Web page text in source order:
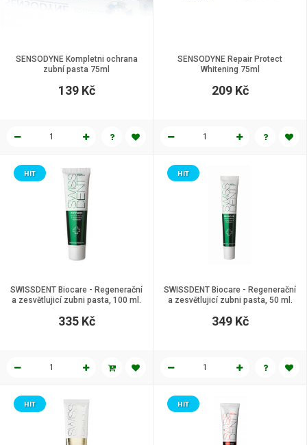
SENSODYNE Kompletni ochrana
zubní pasta 75ml
139 Kč
SENSODYNE Repair Protect
Whitening 75ml
209 Kč
SWISSDENT Biocare - Regenerační
a zesvětlujicí zubni pasta, 100 ml.
HIT
335 Kč
SWISSDENT Biocare - Regenerační
a zesvětlujicí zubni pasta, 50 ml.
HIT
349 Kč
HIT HIT